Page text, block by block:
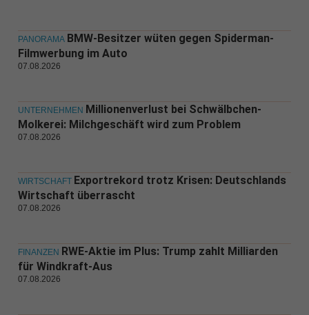
PANORAMA BMW-Besitzer wüten gegen Spiderman-
Filmwerbung im Auto
07.08.2026
UNTERNEHMEN Millionenverlust bei Schwälbchen-
Molkerei: Milchgeschäft wird zum Problem
07.08.2026
WIRTSCHAFT Exportrekord trotz Krisen: Deutschlands
Wirtschaft überrascht
07.08.2026
FINANZEN RWE-Aktie im Plus: Trump zahlt Milliarden
für Windkraft-Aus
07.08.2026